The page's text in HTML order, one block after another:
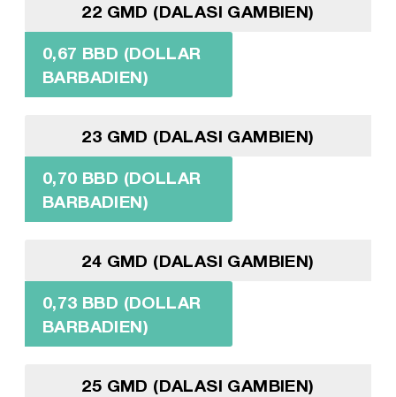
22 GMD (DALASI GAMBIEN)
0,67 BBD (DOLLAR
BARBADIEN)
23 GMD (DALASI GAMBIEN)
0,70 BBD (DOLLAR
BARBADIEN)
24 GMD (DALASI GAMBIEN)
0,73 BBD (DOLLAR
BARBADIEN)
25 GMD (DALASI GAMBIEN)